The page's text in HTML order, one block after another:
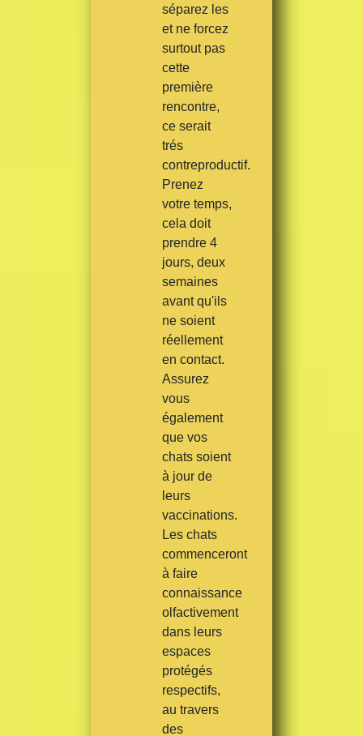
séparez les
et ne forcez
surtout pas
cette
première
rencontre,
ce serait
trés
contreproductif.
Prenez
votre temps,
cela doit
prendre 4
jours, deux
semaines
avant qu'ils
ne soient
réellement
en contact.
Assurez
vous
également
que vos
chats soient
à jour de
leurs
vaccinations.
Les chats
commenceront
à faire
connaissance
olfactivement
dans leurs
espaces
protégés
respectifs,
au travers
des